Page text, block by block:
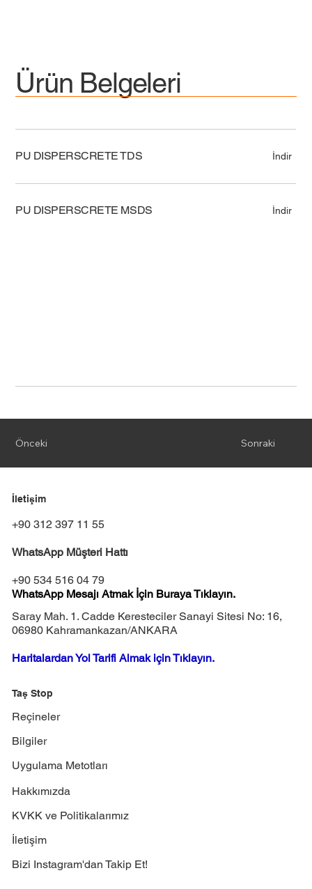
PU DISPERSCRETE TDS İndir
PU DISPERSCRETE MSDS İndir
Ürün Belgeleri
Sonraki
Önceki
İletişim
+90 312 397 11 55
WhatsApp Müşteri Hattı
+90 534 516 04 79
WhatsApp Mesajı Atmak İçin Buraya Tıklayın.
Saray Mah. 1. Cadde Keresteciler Sanayi Sitesi No: 16,
06980 Kahramankazan/ANKARA
Haritalardan Yol Tarifi Almak için Tıklayın.
Taş Stop
Reçineler
Bilgiler
Uygulama Metotları
Hakkımızda
KVKK ve Politikalarımız
İletişim
Bizi Instagram'dan Takip Et!